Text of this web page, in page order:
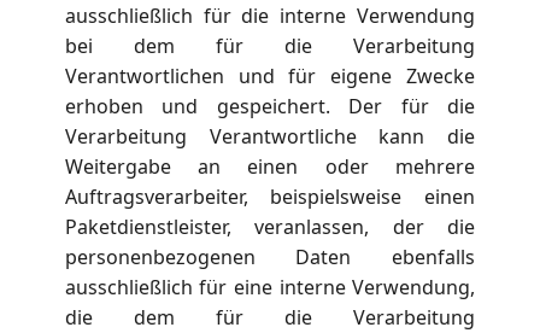
ausschließlich für die interne Verwendung
bei dem für die Verarbeitung
Verantwortlichen und für eigene Zwecke
erhoben und gespeichert. Der für die
Verarbeitung Verantwortliche kann die
Weitergabe an einen oder mehrere
Auftragsverarbeiter, beispielsweise einen
Paketdienstleister, veranlassen, der die
personenbezogenen Daten ebenfalls
ausschließlich für eine interne Verwendung,
die dem für die Verarbeitung